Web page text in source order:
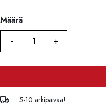
Määrä
Määrä
5-10 arkipäivää!